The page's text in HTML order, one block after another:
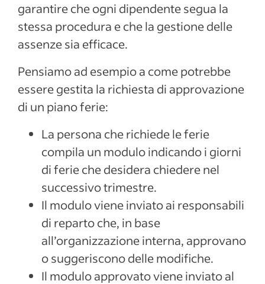
garantire che ogni dipendente segua la
stessa procedura e che la gestione delle
assenze sia efficace.
Pensiamo ad esempio a come potrebbe
essere gestita la richiesta di approvazione
di un piano ferie:
La persona che richiede le ferie
compila un modulo indicando i giorni
di ferie che desidera chiedere nel
successivo trimestre.
Il modulo viene inviato ai responsabili
di reparto che, in base
all’organizzazione interna, approvano
o suggeriscono delle modifiche.
Il modulo approvato viene inviato al